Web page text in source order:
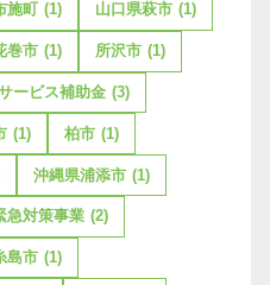
施町 (1) 山口県萩市 (1)
巻市 (1) 所沢市 (1)
ービス補助金 (3)
(1) 柏市 (1)
沖縄県浦添市 (1)
急対策事業 (2)
島市 (1)